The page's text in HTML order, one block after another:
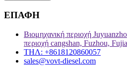
ΕΠΑΦΗ
Βιομηχανική περιοχή
περιοχή cangshan, Fuzhou,
ΤΗΛ: +8618120860057
sales@vovt-diesel.com